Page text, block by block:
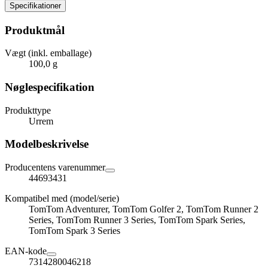
Specifikationer
Produktmål
Vægt (inkl. emballage)
100,0 g
Nøglespecifikation
Produkttype
Urrem
Modelbeskrivelse
Producentens varenummer
44693431
Kompatibel med (model/serie)
TomTom Adventurer, TomTom Golfer 2, TomTom Runner 2
Series, TomTom Runner 3 Series, TomTom Spark Series,
TomTom Spark 3 Series
EAN-kode
7314280046218